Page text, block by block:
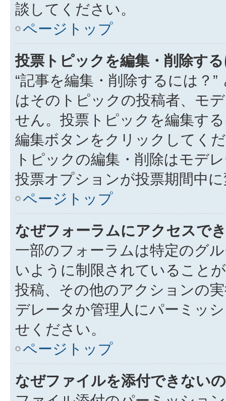
談してください。
ページトップ
投票トピックを編集・削除す
“記事を編集・削除するには？
はそのトピックの投稿者、モ
せん。投票トピックを編集す
編集ボタンをクリックしてく
トピックの編集・削除はモデ
投票オプションが投票期間中
ページトップ
なぜフォーラムにアクセスで
一部のフォーラムは特定のグ
いように制限されていること
投稿、その他のアクションの
デレータか管理人にパーミッ
せください。
ページトップ
なぜファイルを添付できない